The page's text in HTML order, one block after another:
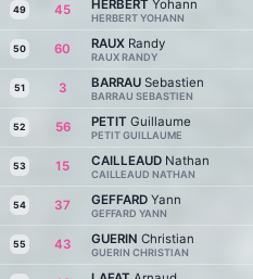
49 45 HERBERT Yohann
HERBERT YOHANN
50 60 RAUX Randy
RAUX RANDY
51 3 BARRAU Sebastien
BARRAU SEBASTIEN
52 56 PETIT Guillaume
PETIT GUILLAUME
53 15 CAILLEAUD Nathan
CAILLEAUD NATHAN
54 37 GEFFARD Yann
GEFFARD YANN
55 43 GUERIN Christian
GUERIN CHRISTIAN